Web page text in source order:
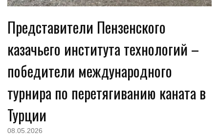
Представители Пензенского
казачьего института технологий –
победители международного
турнира по перетягиванию каната в
Турции
08.05.2026